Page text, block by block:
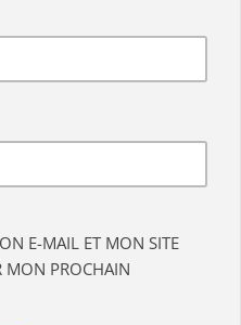
E-MAIL ET MON SITE
MON PROCHAIN